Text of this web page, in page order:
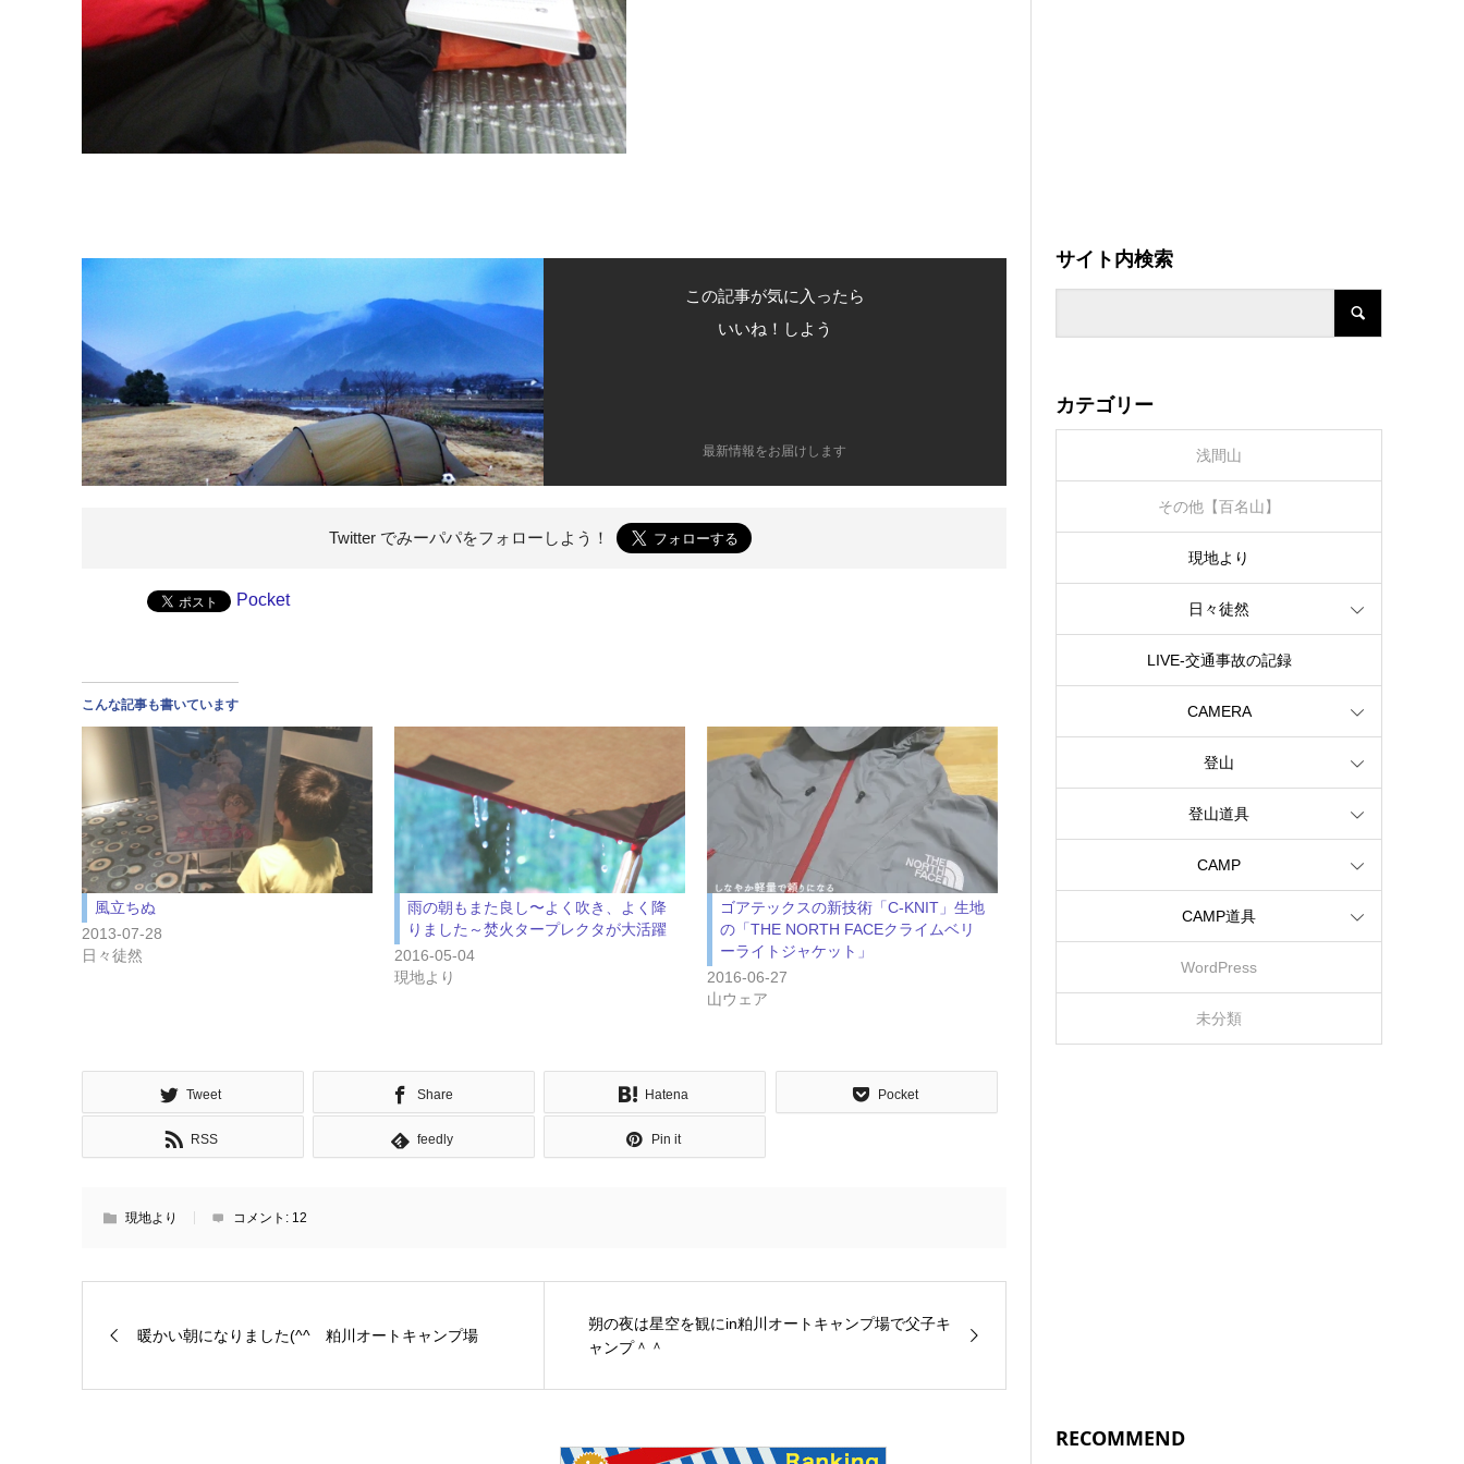
この記事が気に入ったら
いいね！しよう
最新情報をお届けします
Twitter でみーパパをフォローしよう！
Pocket
こんな記事も書いています
風立ちぬ
2013-07-28
日々徒然
雨の朝もまた良し〜よく吹き、よく降
りました～焚火タープレクタが大活躍
2016-05-04
現地より
ゴアテックスの新技術「C-KNIT」生地
の「THE NORTH FACEクライムベリ
ーライトジャケット」
2016-06-27
山ウェア
Tweet Share Hatena Pocket
RSS feedly Pin it
現地より コメント: 12
暖かい朝になりました(^^ゞ粕川オートキャンプ場
朔の夜は星空を観にin粕川オートキャンプ場で父子キ
ャンプ＾＾
サイト内検索
カテゴリー
浅間山
その他【百名山】
現地より
日々徒然
LIVE‐交通事故の記録
CAMERA
登山
登山道具
CAMP
CAMP道具
WordPress
未分類
RECOMMEND